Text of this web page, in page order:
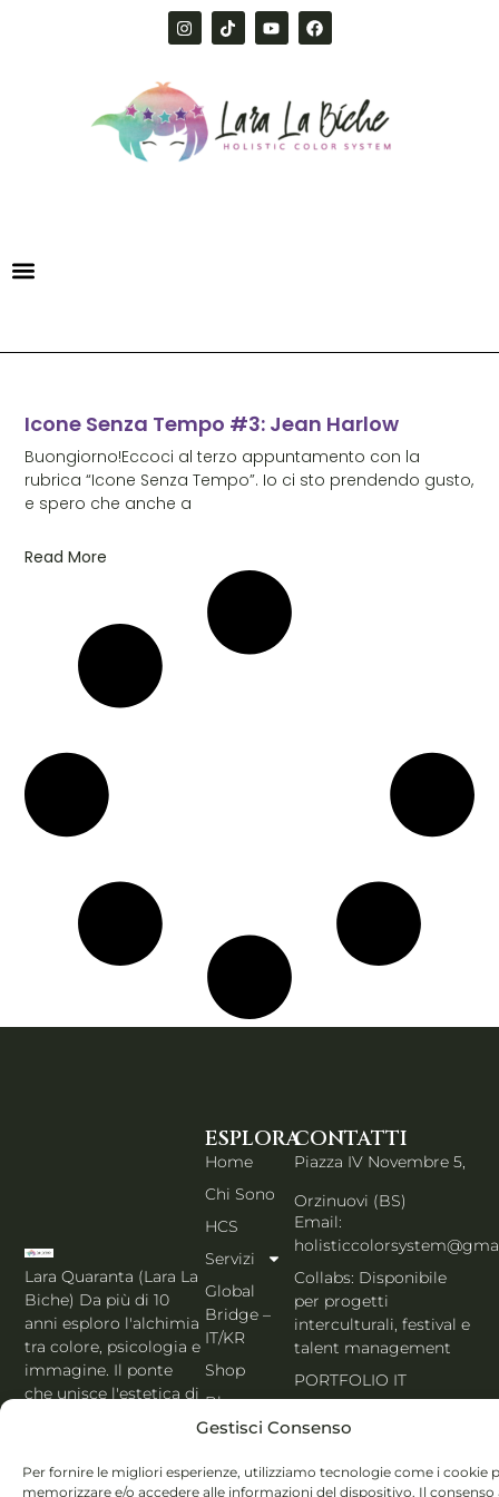
Gestisci Consenso
Per fornire le migliori esperienze, utilizziamo tecnologie come i cookie
memorizzare e/o accedere alle informazioni del dispositivo. Il consenso
Icone Senza Tempo #3: Jean Harlow
Buongiorno!Eccoci al terzo appuntamento con la
rubrica “Icone Senza Tempo”. Io ci sto prendendo gusto,
e spero che anche a
Read More
Lara Quaranta (Lara La
Biche) Da più di 10
anni esploro l'alchimia
tra colore, psicologia e
immagine. Il ponte
che unisce l'estetica di
MBTI, Enneagramma &
Holistic Color
ESPLORA
Home
Chi Sono
HCS
Servizi
Global
Bridge –
IT/KR
Shop
Blog
Contatti
Italiano
CONTATTI
Piazza IV Novembre 5,
Orzinuovi (BS)
Email:
Collabs: Disponibile
per progetti
interculturali, festival e
talent management
PORTFOLIO IT